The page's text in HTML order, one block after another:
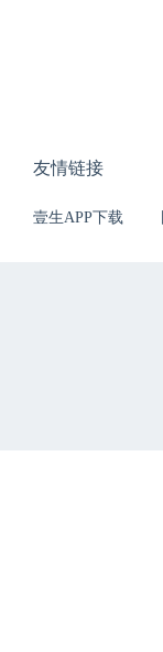
友情链接
壹生APP下载